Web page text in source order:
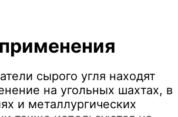
сырого угля находят
на угольных шахтах, в
и металлургических